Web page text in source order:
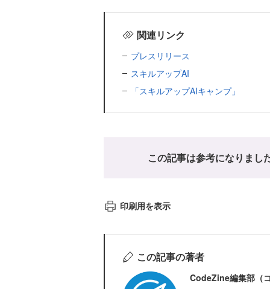
関連リンク
プレスリリース
スキルアップAI
「スキルアップAIキャンプ」
この記事は参考になりまし
印刷用を表示
この記事の著者
CodeZine編集部（